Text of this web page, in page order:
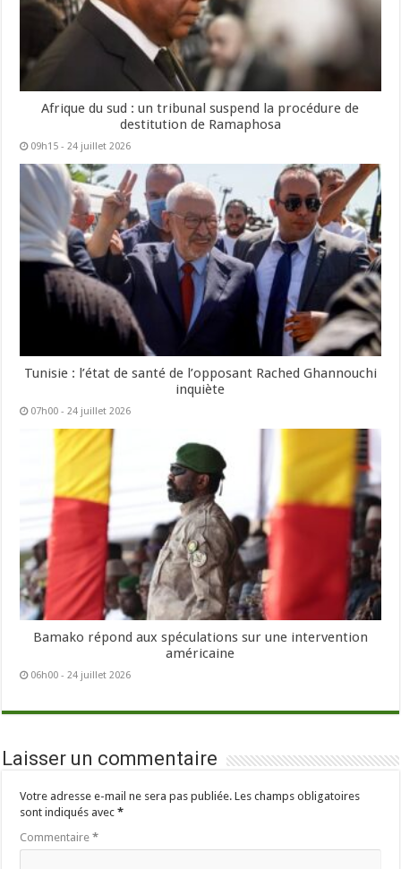
Afrique du sud : un tribunal suspend la procédure de
destitution de Ramaphosa
09h15 - 24 juillet 2026
Tunisie : l’état de santé de l’opposant Rached Ghannouchi
inquiète
07h00 - 24 juillet 2026
Bamako répond aux spéculations sur une intervention
américaine
06h00 - 24 juillet 2026
Laisser un commentaire
Votre adresse e-mail ne sera pas publiée. Les champs obligatoires
sont indiqués avec*
Commentaire*